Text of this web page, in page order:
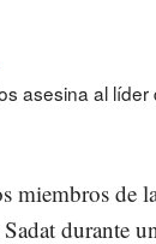
asesina al
miembros de
durante